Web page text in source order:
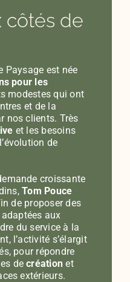
côtés de
Paysage est née
pour les
modestes qui ont
et de la
nos clients. Très
et les besoins
de
croissante
Tom Pouce
de proposer des
aux
du service à la
l’activité s’élargit
pour répondre
decréationet
extérieurs.